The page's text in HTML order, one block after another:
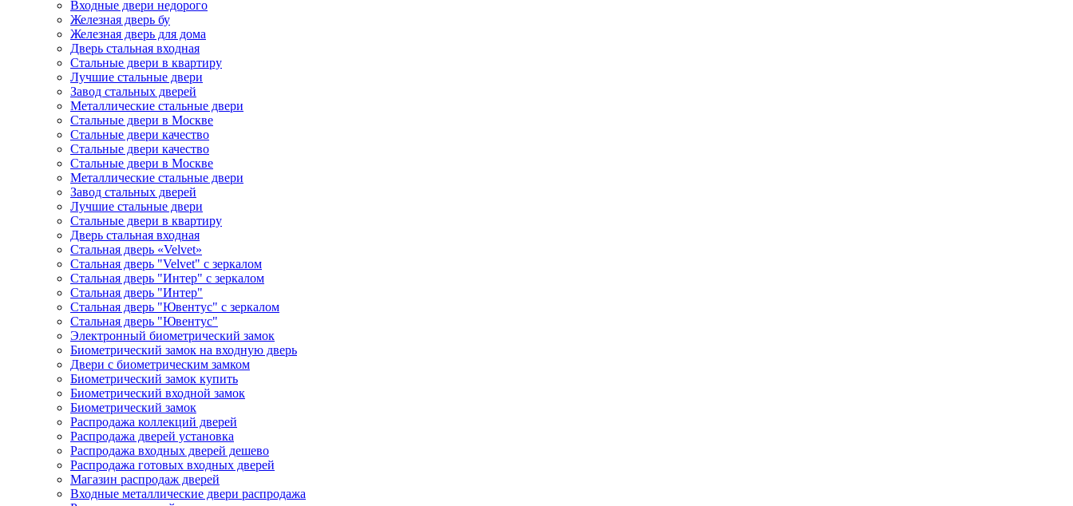
Входные двери недорого
Железная дверь бу
Железная дверь для дома
Дверь стальная входная
Стальные двери в квартиру
Лучшие стальные двери
Завод стальных дверей
Металлические стальные двери
Стальные двери в Москве
Стальные двери качество
Стальные двери качество
Стальные двери в Москве
Металлические стальные двери
Завод стальных дверей
Лучшие стальные двери
Стальные двери в квартиру
Дверь стальная входная
Стальная дверь «Velvet»
Стальная дверь "Velvet" с зеркалом
Стальная дверь "Интер" с зеркалом
Стальная дверь "Интер"
Стальная дверь "Ювентус" с зеркалом
Стальная дверь "Ювентус"
Электронный биометрический замок
Биометрический замок на входную дверь
Двери с биометрическим замком
Биометрический замок купить
Биометрический входной замок
Биометрический замок
Распродажа коллекций дверей
Распродажа дверей установка
Распродажа входных дверей дешево
Распродажа готовых входных дверей
Магазин распродаж дверей
Входные металлические двери распродажа